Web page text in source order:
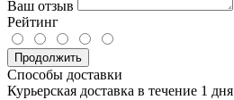
Ваш отзыв
Рейтинг
Продолжить
Способы доставки
Курьерская доставка в течение 1 дня